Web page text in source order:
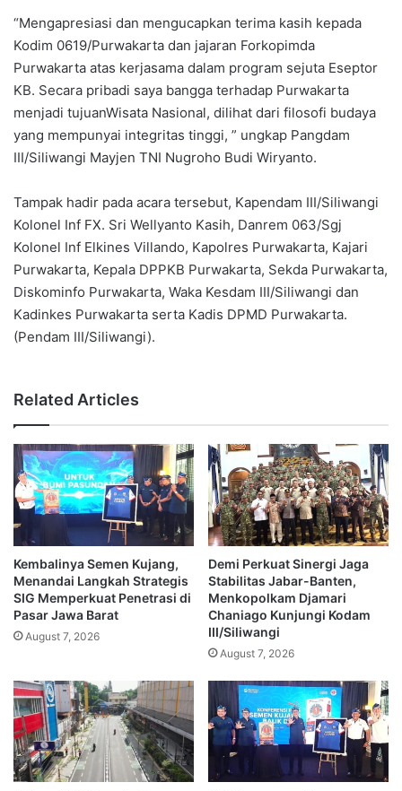
“Mengapresiasi dan mengucapkan terima kasih kepada
Kodim 0619/Purwakarta dan jajaran Forkopimda
Purwakarta atas kerjasama dalam program sejuta Eseptor
KB. Secara pribadi saya bangga terhadap Purwakarta
menjadi tujuanWisata Nasional, dilihat dari filosofi budaya
yang mempunyai integritas tinggi, ” ungkap Pangdam
III/Siliwangi Mayjen TNI Nugroho Budi Wiryanto.
Tampak hadir pada acara tersebut, Kapendam III/Siliwangi
Kolonel Inf FX. Sri Wellyanto Kasih, Danrem 063/Sgj
Kolonel Inf Elkines Villando, Kapolres Purwakarta, Kajari
Purwakarta, Kepala DPPKB Purwakarta, Sekda Purwakarta,
Diskominfo Purwakarta, Waka Kesdam III/Siliwangi dan
Kadinkes Purwakarta serta Kadis DPMD Purwakarta.
(Pendam III/Siliwangi).
Related Articles
Kembalinya Semen Kujang,
Menandai Langkah Strategis
SIG Memperkuat Penetrasi di
Pasar Jawa Barat
August 7, 2026
Demi Perkuat Sinergi Jaga
Stabilitas Jabar-Banten,
Menkopolkam Djamari
Chaniago Kunjungi Kodam
III/Siliwangi
August 7, 2026